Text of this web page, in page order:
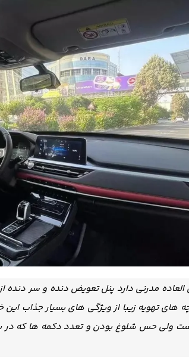
مدرنی دارد پنل تعویض دنده و سر دنده
های تهویه زیبا از ویژگی های بسیار جذاب این
است ولی حس شلوغ بودن و تعدد دکمه ها که